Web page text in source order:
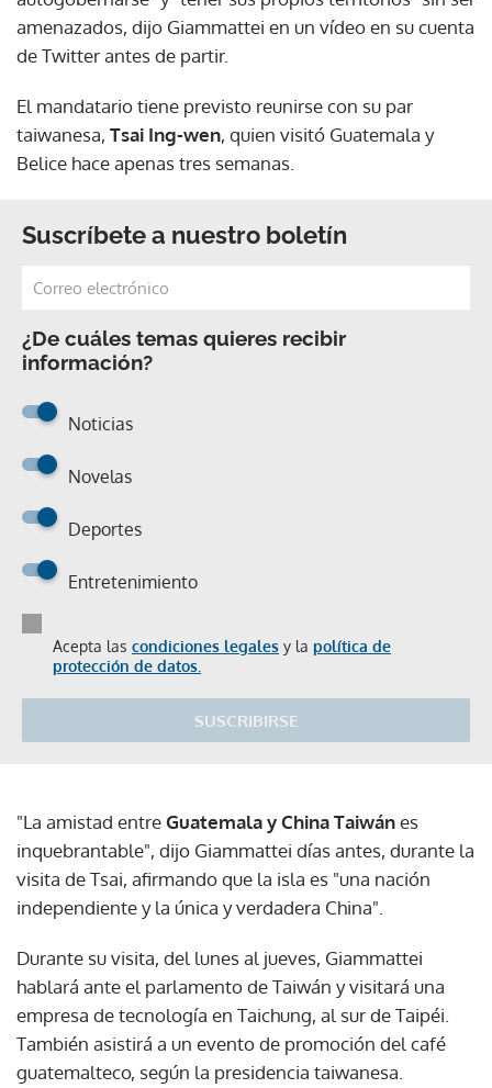
amenazados, dijo Giammattei en un vídeo en su cuenta
de Twitter antes de partir.
El mandatario tiene previsto reunirse con su par
taiwanesa, Tsai Ing-wen, quien visitó Guatemala y
Belice hace apenas tres semanas.
Suscríbete a nuestro boletín
¿De cuáles temas quieres recibir
información?
Noticias
Novelas
Deportes
Entretenimiento
Acepta las condiciones legales y la política de
protección de datos.
SUSCRIBIRSE
"La amistad entreGuatemala y China Taiwánes
inquebrantable", dijo Giammattei días antes, durante la
visita de Tsai, afirmando que la isla es "una nación
independiente y la única y verdadera China".
Durante su visita, del lunes al jueves, Giammattei
hablará ante el parlamento de Taiwán y visitará una
empresa de tecnología en Taichung, al sur de Taipéi.
También asistirá a un evento de promoción del café
guatemalteco, según la presidencia taiwanesa.